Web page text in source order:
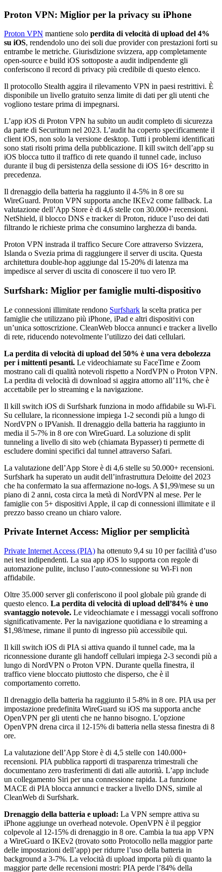
Proton VPN: Miglior per la privacy su iPhone
Proton VPN mantiene solo perdita di velocità di upload del 4%
su iOS, rendendolo uno dei soli due provider con prestazioni forti su
entrambe le metriche. Giurisdizione svizzera, app completamente
open-source e build iOS sottoposte a audit indipendente gli
conferiscono il record di privacy più credibile di questo elenco.
Il protocollo Stealth aggira il rilevamento VPN in paesi restrittivi. È
disponibile un livello gratuito senza limite di dati per gli utenti che
vogliono testare prima di impegnarsi.
L’app iOS di Proton VPN ha subito un audit completo di sicurezza
da parte di Securitum nel 2023. L’audit ha coperto specificamente il
client iOS, non solo la versione desktop. Tutti i problemi identificati
sono stati risolti prima della pubblicazione. Il kill switch dell’app su
iOS blocca tutto il traffico di rete quando il tunnel cade, incluso
durante il bug di persistenza della sessione di iOS 16+ descritto in
precedenza.
Il drenaggio della batteria ha raggiunto il 4-5% in 8 ore su
WireGuard. Proton VPN supporta anche IKEv2 come fallback. La
valutazione dell’App Store è di 4,6 stelle con 30.000+ recensioni.
NetShield, il blocco DNS e tracker di Proton, riduce l’uso dei dati
filtrando le richieste prima che consumino larghezza di banda.
Proton VPN instrada il traffico Secure Core attraverso Svizzera,
Islanda o Svezia prima di raggiungere il server di uscita. Questa
architettura double-hop aggiunge dal 15-20% di latenza ma
impedisce al server di uscita di conoscere il tuo vero IP.
Surfshark: Miglior per famiglie multi-dispositivo
Le connessioni illimitate rendono Surfshark la scelta pratica per
famiglie che utilizzano più iPhone, iPad e altri dispositivi con
un’unica sottoscrizione. CleanWeb blocca annunci e tracker a livello
di rete, riducendo notevolmente l’utilizzo dei dati cellulari.
La perdita di velocità di upload del 50% è una vera debolezza
per i mittenti pesanti. Le videochiamate su FaceTime e Zoom
mostrano cali di qualità notevoli rispetto a NordVPN o Proton VPN.
La perdita di velocità di download si aggira attorno all’11%, che è
accettabile per lo streaming e la navigazione.
Il kill switch iOS di Surfshark funziona in modo affidabile su Wi-Fi.
Su cellulare, la riconnessione impiega 1-2 secondi più a lungo di
NordVPN o IPVanish. Il drenaggio della batteria ha raggiunto in
media il 5-7% in 8 ore con WireGuard. La soluzione di split
tunneling a livello di sito web (chiamata Bypasser) ti permette di
escludere domini specifici dal tunnel attraverso Safari.
La valutazione dell’App Store è di 4,6 stelle su 50.000+ recensioni.
Surfshark ha superato un audit dell’infrastruttura Deloitte del 2023
che ha confermato la sua affermazione no-logs. A $1,99/mese su un
piano di 2 anni, costa circa la metà di NordVPN al mese. Per le
famiglie con 5+ dispositivi Apple, il cap di connessioni illimitate e il
prezzo basso creano un chiaro valore.
Private Internet Access: Miglior per semplicità
Private Internet Access (PIA) ha ottenuto 9,4 su 10 per facilità d’uso
nei test indipendenti. La sua app iOS lo supporta con regole di
automazione pulite, incluso l’auto-connessione su Wi-Fi non
affidabile.
Oltre 35.000 server gli conferiscono il pool globale più grande di
questo elenco. La perdita di velocità di upload dell’84% è uno
svantaggio notevole. Le videochiamate e i messaggi vocali soffrono
significativamente. Per la navigazione quotidiana e lo streaming a
$1,98/mese, rimane il punto di ingresso più accessibile qui.
Il kill switch iOS di PIA si attiva quando il tunnel cade, ma la
riconnessione durante gli handoff cellulari impiega 2-3 secondi più a
lungo di NordVPN o Proton VPN. Durante quella finestra, il
traffico viene bloccato piuttosto che disperso, che è il
comportamento corretto.
Il drenaggio della batteria ha raggiunto il 5-8% in 8 ore. PIA usa per
impostazione predefinita WireGuard su iOS ma supporta anche
OpenVPN per gli utenti che ne hanno bisogno. L’opzione
OpenVPN drena circa il 12-15% di batteria nella stessa finestra di 8
ore.
La valutazione dell’App Store è di 4,5 stelle con 140.000+
recensioni. PIA pubblica rapporti di trasparenza trimestrali che
documentano zero trasferimenti di dati alle autorità. L’app include
un collegamento Siri per una connessione rapida. La funzione
MACE di PIA blocca annunci e tracker a livello DNS, simile al
CleanWeb di Surfshark.
Drenaggio della batteria e upload: La VPN sempre attiva su
iPhone aggiunge un overhead notevole. OpenVPN è il peggior
colpevole al 12-15% di drenaggio in 8 ore. Cambia la tua app VPN
a WireGuard o IKEv2 (trovato sotto Protocollo nella maggior parte
delle impostazioni dell’app) per ridurre l’uso della batteria in
background a 3-7%. La velocità di upload importa più di quanto la
maggior parte delle recensioni mostri: PIA perde l’84% della